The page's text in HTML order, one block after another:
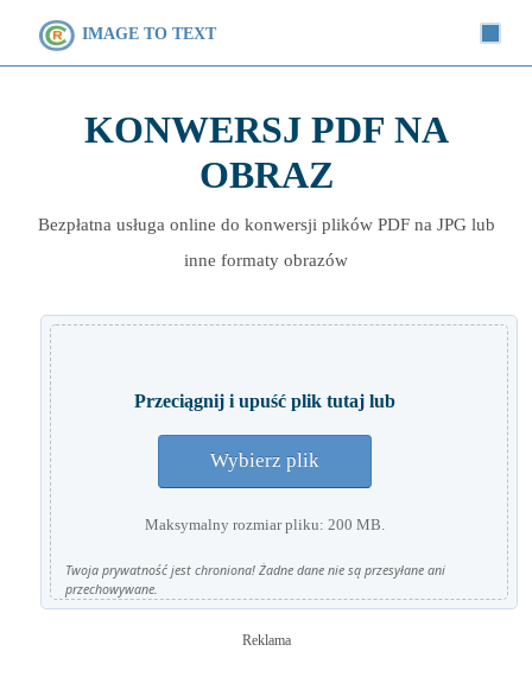
IMAGE TO TEXT
KONWERSJ PDF NA
OBRAZ
Bezpłatna usługa online do konwersji plików PDF na JPG lub
inne formaty obrazów
Przeciągnij i upuść plik tutaj lub
Wybierz plik
Maksymalny rozmiar pliku: 200 MB.
Twoja prywatność jest chroniona! Żadne dane nie są przesyłane ani
przechowywane.
Reklama